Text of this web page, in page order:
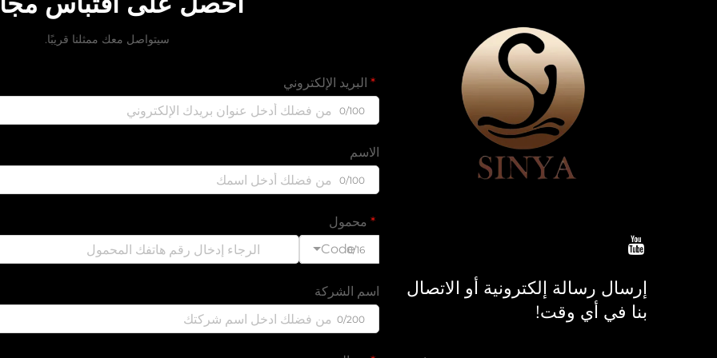
إرسال رسالة إلكترونية أو الاتصال
بنا في أي وقت!
سيتواصل معك ممثلنا قريبًا.
البريد الإلكتروني
0/100
الاسم
0/100
محمول
Code0/16
اسم الشركة
0/200